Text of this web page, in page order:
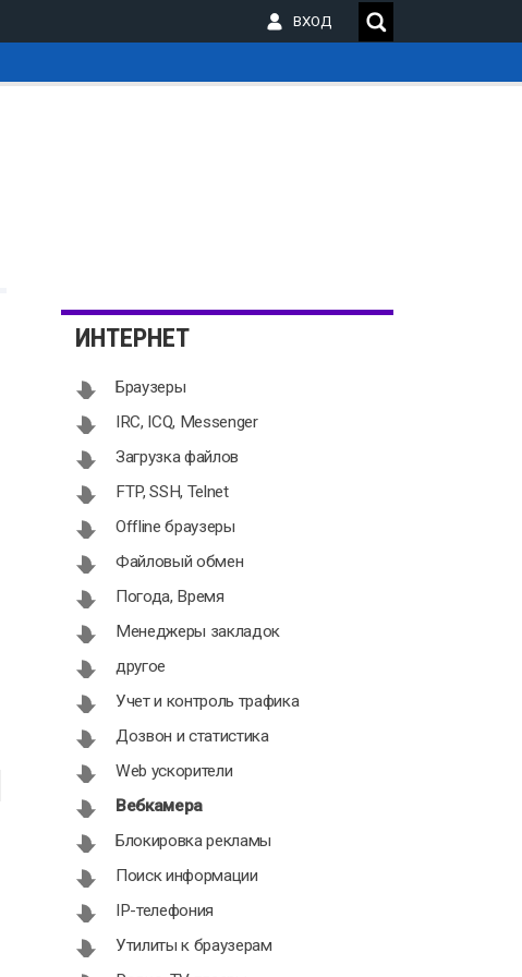
ВХОД
ИНТЕРНЕТ
Браузеры
IRC, ICQ, Messenger
Загрузка файлов
FTP, SSH, Telnet
Offline браузеры
Файловый обмен
Погода, Время
Менеджеры закладок
другое
Учет и контроль трафика
Дозвон и статистика
Web ускорители
Вебкамера
Блокировка рекламы
Поиск информации
IP-телефония
Утилиты к браузерам